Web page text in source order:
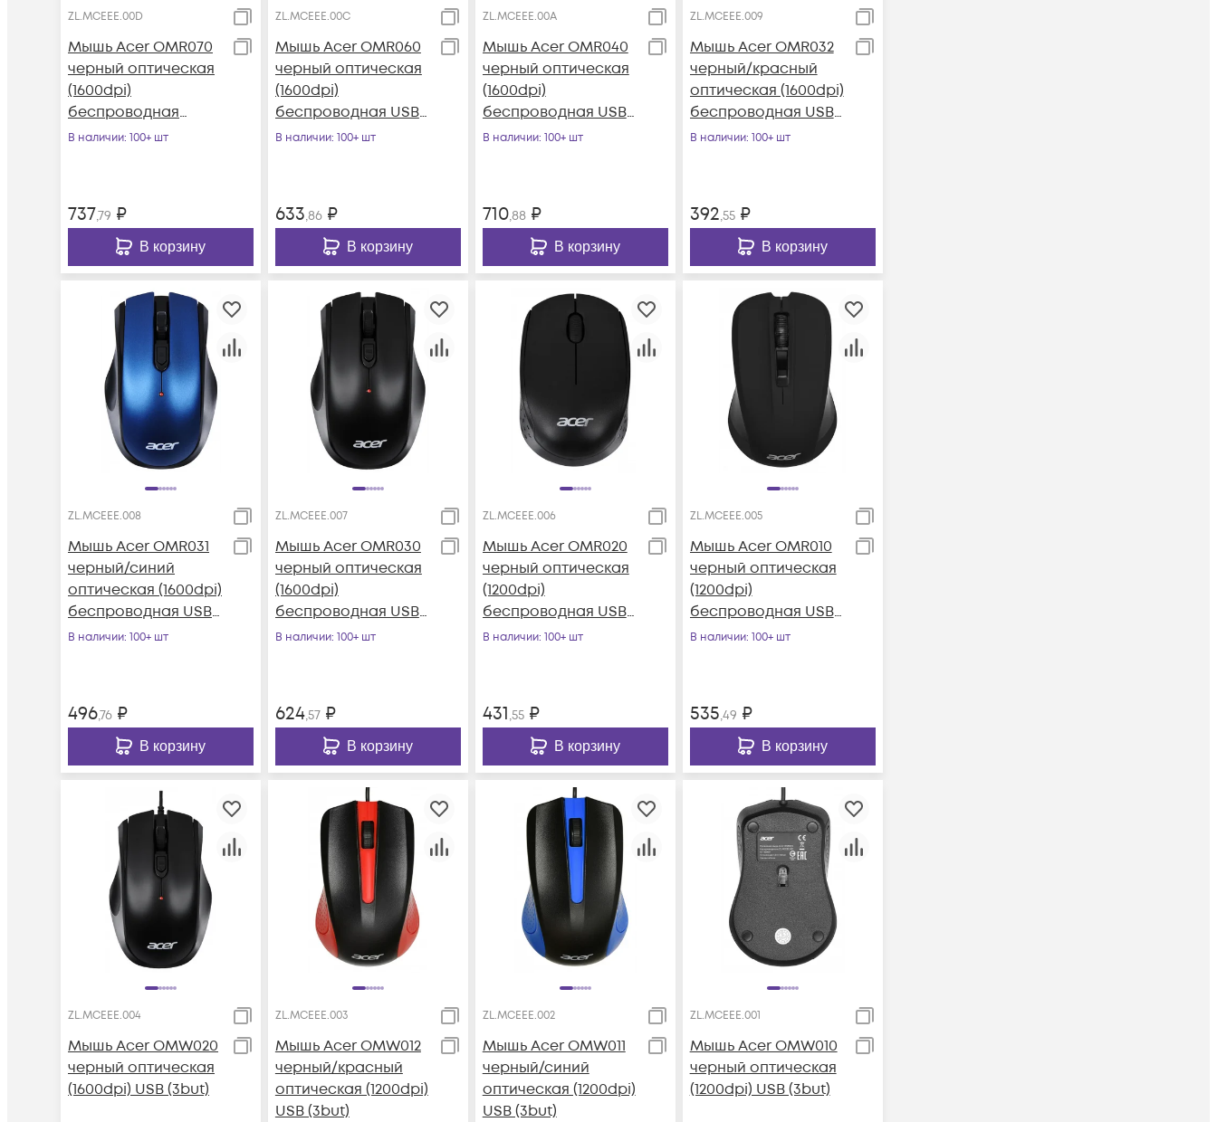
ZL.MCEEE.00D
Мышь Acer OMR070
черный оптическая
(1600dpi)
беспроводная
BT/Radio USB для
В наличии: 100+ шт
737,79 ₽
В корзину
ZL.MCEEE.00C
Мышь Acer OMR060
черный оптическая
(1600dpi)
беспроводная USB
(6but)
В наличии: 100+ шт
633,86₽
В корзину
ZL.MCEEE.00A
Мышь Acer OMR040
черный оптическая
(1600dpi)
беспроводная USB
(6but)
В наличии: 100+ шт
710,88₽
В корзину
ZL.MCEEE.009
Мышь Acer OMR032
черный/красный
оптическая (1600dpi)
беспроводная USB
(3but)
В наличии: 100+ шт
392,55₽
В корзину
ZL.MCEEE.008
Мышь Acer OMR031
черный/синий
оптическая (1600dpi)
беспроводная USB
(3but)
В наличии: 100+ шт
496,76 ₽
В корзину
ZL.MCEEE.007
Мышь Acer OMR030
черный оптическая
(1600dpi)
беспроводная USB
(3but)
В наличии: 100+ шт
624,57₽
В корзину
ZL.MCEEE.006
Мышь Acer OMR020
черный оптическая
(1200dpi)
беспроводная USB
для ноутбука (3but)
В наличии: 100+ шт
431,55₽
В корзину
ZL.MCEEE.005
Мышь Acer OMR010
черный оптическая
(1200dpi)
беспроводная USB
(3but)
В наличии: 100+ шт
535,49 ₽
В корзину
ZL.MCEEE.004
Мышь Acer OMW020
черный оптическая
(1600dpi) USB (3but)
ZL.MCEEE.003
Мышь Acer OMW012
черный/красный
оптическая (1200dpi)
USB (3but)
ZL.MCEEE.002
Мышь Acer OMW011
черный/синий
оптическая (1200dpi)
USB (3but)
ZL.MCEEE.001
Мышь Acer OMW010
черный оптическая
(1200dpi) USB (3but)